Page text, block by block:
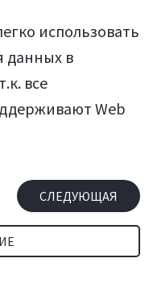
использовать
данных в
все
Web
СЛЕДУЮЩАЯ